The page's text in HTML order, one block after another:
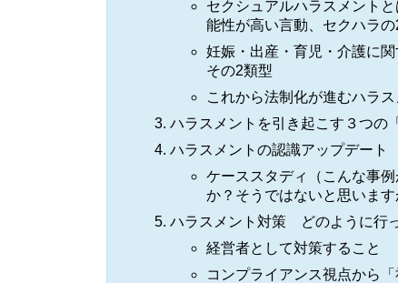
セクシュアルハラスメント
能性が高い言動、セクハラ
妊娠・出産・育児・介護に
その2類型
これから法制化が進むハラス
ハラスメントを引き起こす３つの
ハラスメントの認識アップデー
ケーススタディ（こんな事
か？そうではないと思いま
ハラスメント対策 どのように行
経営者として対策すること
コンプライアンス視点から